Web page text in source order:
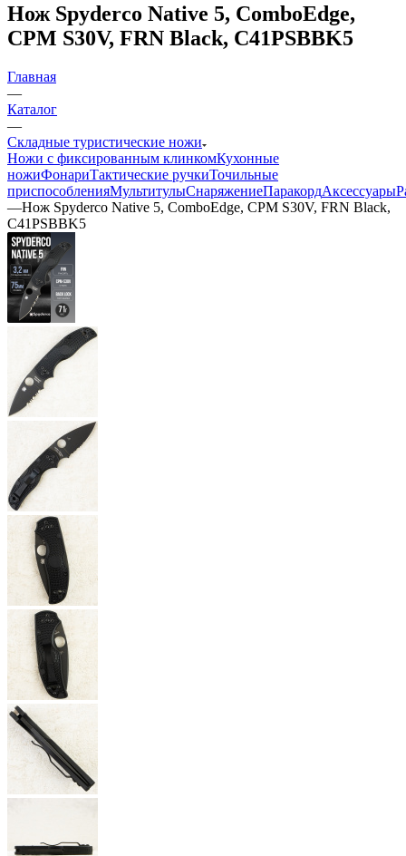
Нож Spyderco Native 5, ComboEdge,
CPM S30V, FRN Black, C41PSBBK5
Главная
—
Каталог
—
Складные туристические ножи
Ножи с фиксированным клинкомКухонные
ножиФонариТактические ручкиТочильные
приспособленияМультитулыСнаряжениеПаракордАксессуары
—Нож Spyderco Native 5, ComboEdge, CPM S30V, FRN Black,
C41PSBBK5